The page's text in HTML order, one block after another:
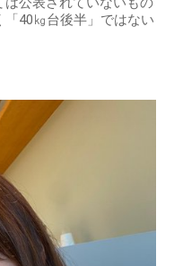
40㎏台後半」ではない